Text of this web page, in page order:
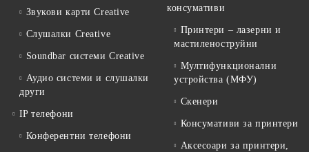
Звукови карти Creative
Слушалки Creative
Soundbar системи Creative
Аудио системи и слушалки
други
IP телефони
Конферентни телефони
консумативи
Принтери – лазерни и
мастиленоструйни
Мултифункционални
устройства (МФУ)
Скенери
Консумативи за принтери
Аксесоари за принтери,